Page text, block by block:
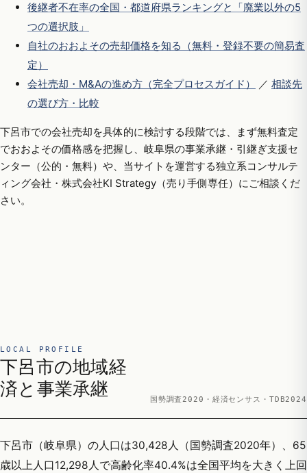
後継者不在率の全国・都道府県ランキングと「廃業以外の5
つの選択肢」
自社のおおよその売却価格を知る（無料・登録不要の簡易査
定）
会社売却・M&Aの進め方（完全プロセスガイド）
／ 相談先
の選び方・比較
下呂市での会社売却を具体的に検討する段階では、まず無料査定
でおおよその価格感を把握し、岐阜県の事業承継・引継ぎ支援セ
ンター（公的・無料）や、当サイトを運営する独立系コンサルテ
ィング会社・株式会社KI Strategy（売り手側専任）にご相談くだ
さい。
LOCAL PROFILE
下呂市の地域経
済と事業承継
国勢調査2020・経済センサス・TDB2024
下呂市（岐阜県）の人口は30,428人（国勢調査2020年）、65
歳以上人口12,298人で高齢化率40.4%は全国平均を大きく上回